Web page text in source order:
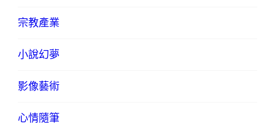
宗教產業
小說幻夢
影像藝術
心情隨筆